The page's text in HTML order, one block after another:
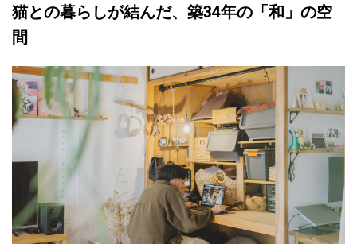
猫との暮らしが結んだ、築34年の「和」の空
間